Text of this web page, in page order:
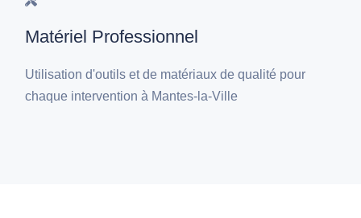
Matériel Professionnel
Utilisation d'outils et de matériaux de qualité pour
chaque intervention à Mantes-la-Ville